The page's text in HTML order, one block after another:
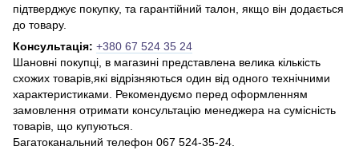
підтверджує покупку, та гарантійний талон, якщо він додається
до товару.
Консультація: +380 67 524 35 24
Шановні покупці, в магазині представлена ​​велика кількість
схожих товарів,які відрізняються один від одного технічними
характеристиками. Рекомендуємо перед оформленням
замовлення отримати консультацію менеджера на сумісність
товарів, що купуються.
Багатоканальний телефон 067 524-35-24.